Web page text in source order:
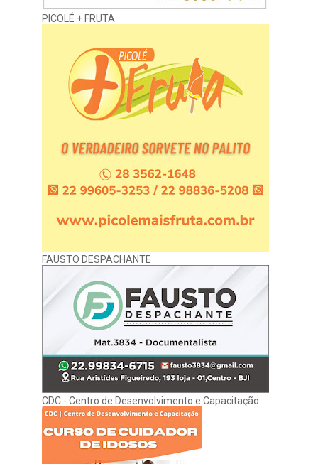
PICOLÉ + FRUTA
FAUSTO DESPACHANTE
CDC - Centro de Desenvolvimento e Capacitação